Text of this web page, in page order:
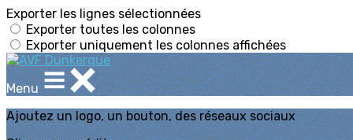
Exporter les lignes sélectionnées
Exporter toutes les colonnes
Exporter uniquement les colonnes affichées
Menu
Ajoutez un logo, un bouton, des réseaux sociaux